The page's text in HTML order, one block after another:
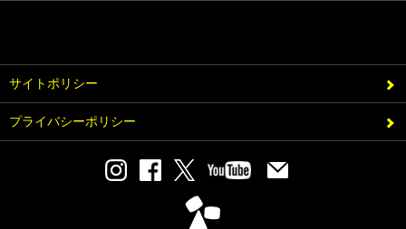
サイトポリシー
プライバシーポリシー